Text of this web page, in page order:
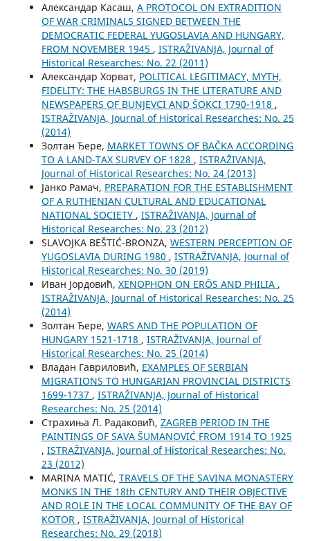
Aлександар Касаш, A PROTOCOL ON EXTRADITION
OF WAR CRIMINALS SIGNED BETWEEN THE
DEMOCRATIC FEDERAL YUGOSLAVIA AND HUNGARY,
FROM NOVEMBER 1945 , ISTRAŽIVANJA, Јournal of
Historical Researches: No. 22 (2011)
Александар Хорват, POLITICAL LEGITIMACY, MYTH,
FIDELITY: THE HABSBURGS IN THE LITERATURE AND
NEWSPAPERS OF BUNJEVCI AND ŠOKCI 1790-1918 ,
ISTRAŽIVANJA, Јournal of Historical Researches: No. 25
(2014)
Золтан Ђере, MARKET TOWNS OF BAČKA ACCORDING
TO A LAND-TAX SURVEY OF 1828 , ISTRAŽIVANJA,
Јournal of Historical Researches: No. 24 (2013)
Јанко Рамач, PREPARATION FOR THE ESTABLISHMENT
OF A RUTHENIAN CULTURAL AND EDUCATIONAL
NATIONAL SOCIETY , ISTRAŽIVANJA, Јournal of
Historical Researches: No. 23 (2012)
SLAVOJKA BEŠTIĆ-BRONZA, WESTERN PERCEPTION OF
YUGOSLAVIA DURING 1980 , ISTRAŽIVANJA, Јournal of
Historical Researches: No. 30 (2019)
Иван Јордовић, XENOPHON ON ЕRŌS AND PHILIA ,
ISTRAŽIVANJA, Јournal of Historical Researches: No. 25
(2014)
Золтан Ђере, WARS AND THE POPULATION OF
HUNGARY 1521-1718 , ISTRAŽIVANJA, Јournal of
Historical Researches: No. 25 (2014)
Владан Гавриловић, EXAMPLES OF SERBIAN
MIGRATIONS TO HUNGARIAN PROVINCIAL DISTRICTS
1699-1737 , ISTRAŽIVANJA, Јournal of Historical
Researches: No. 25 (2014)
Страхиња Л. Радаковић, ZAGREB PERIOD IN THE
PAINTINGS OF SAVA ŠUMANOVIĆ FROM 1914 TO 1925
, ISTRAŽIVANJA, Јournal of Historical Researches: No.
23 (2012)
MARINA MATIĆ, TRAVELS OF THE SAVINA MONASTERY
MONKS IN THE 18th CENTURY AND THEIR OBJECTIVE
AND ROLE IN THE LOCAL COMMUNITY OF THE BAY OF
KOTOR , ISTRAŽIVANJA, Јournal of Historical
Researches: No. 29 (2018)